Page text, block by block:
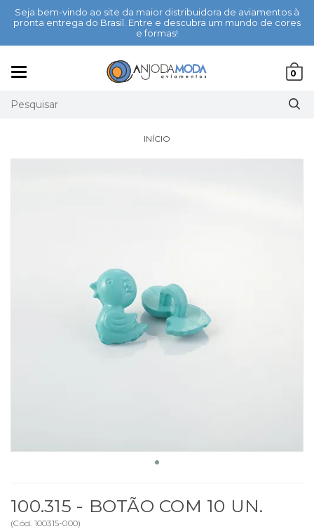
Seja bem-vindo ao site da maior distribuidora de aviamentos à
pronta entrega do Brasil. Entre e descubra um mundo de cores
e formas!
0
INÍCIO
100.315 - BOTÃO COM 10 UN.
(Cód. 100315-000)